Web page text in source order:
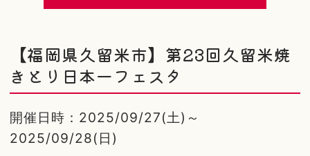
【福岡県久留米市】第23回久留米焼
きとり日本一フェスタ
開催日時：2025/09/27(土)～
2025/09/28(日)